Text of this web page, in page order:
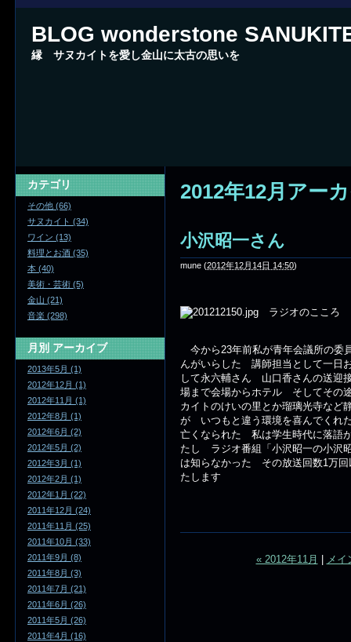
BLOG wonderstone
縁 サヌカイトを愛し金山に太古の思いを
2012年12月アー
小沢昭一さん
mune (2012年12月14日 14:50)
ラジオのこころ
今から23年前私が青年会議所の委
んがいらした 講師担当として一日
して永六輔さん 山口香さんの送
場まで会場からホテル そしてその
カイトのけいの里とか瑠璃光寺な
が いつもと違う環境を喜んでくれ
亡くなられた 私は学生時代に落語
たし ラジオ番組「‪小沢昭一の小沢
は知らなかった その放送回数1万
たします
« 2012年11月 メイ
カテゴリ
その他 (66)
サヌカイト (34)
ワイン (13)
料理とお酒 (35)
本 (40)
美術・芸術 (5)
金山 (21)
音楽 (298)
月別アーカイブ
2013年5月 (1)
2012年12月 (1)
2012年11月 (1)
2012年8月 (1)
2012年6月 (2)
2012年5月 (2)
2012年3月 (1)
2012年2月 (1)
2012年1月 (22)
2011年12月 (24)
2011年11月 (25)
2011年10月 (33)
2011年9月 (8)
2011年8月 (3)
2011年7月 (21)
2011年6月 (26)
2011年5月 (26)
2011年4月 (16)